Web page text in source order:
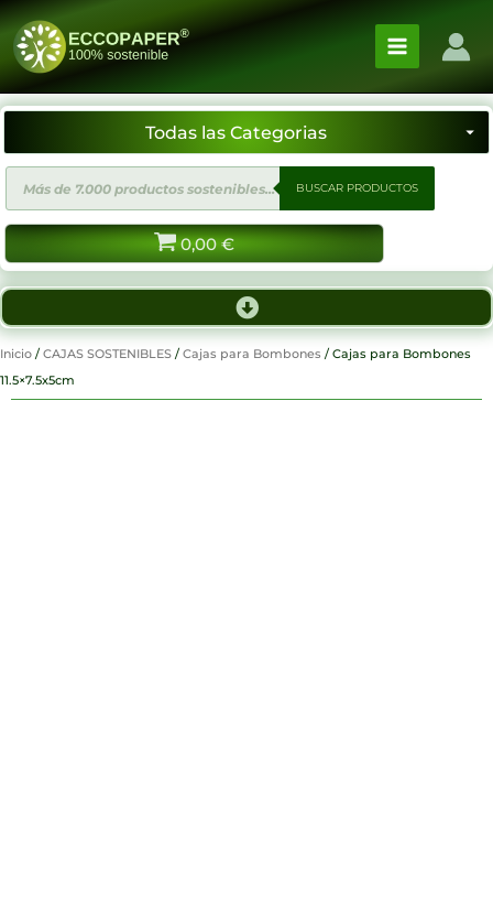
Ir
contenido
de
productos
BUSCAR PRODUCTOS
0,00 €
Inicio / CAJAS SOSTENIBLES / Cajas para Bombones / Cajas para Bombones
11.5×7.5x5cm